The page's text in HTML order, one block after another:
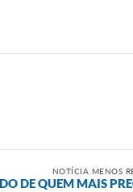
NOTÍCIA MENOS
DE QUEM MAIS